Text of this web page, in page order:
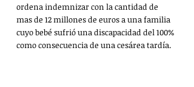
ordena indemnizar con la cantidad de
mas de 12 millones de euros a una familia
cuyo bebé sufrió una discapacidad del 100%
como consecuencia de una cesárea tardía.